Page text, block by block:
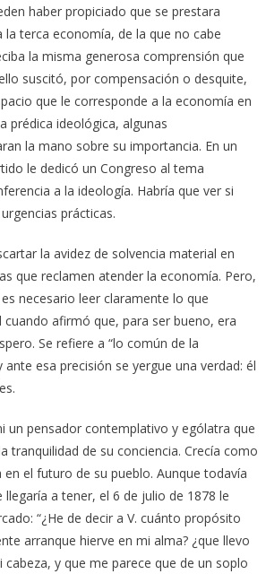
haber propiciado que se prestara
la terca economía, de la que no cabe
la misma generosa comprensión que
suscitó, por compensación o desquite,
que le corresponde a la economía en
prédica ideológica, algunas
la mano sobre su importancia. En un
le dedicó un Congreso al tema
a la ideología. Habría que ver si
prácticas.
la avidez de solvencia material en
que reclamen atender la economía. Pero,
necesario leer claramente lo que
afirmó que, para ser bueno, era
Se refiere a “lo común de la
ante esa precisión se yergue una verdad: él
un pensador contemplativo y ególatra que
tranquilidad de su conciencia. Crecía como
el futuro de su pueblo. Aunque todavía
a tener, el 6 de julio de 1878 le
“¿He de decir a V. cuánto propósito
arranque hierve en mi alma? ¿que llevo
y que me parece que de un soplo